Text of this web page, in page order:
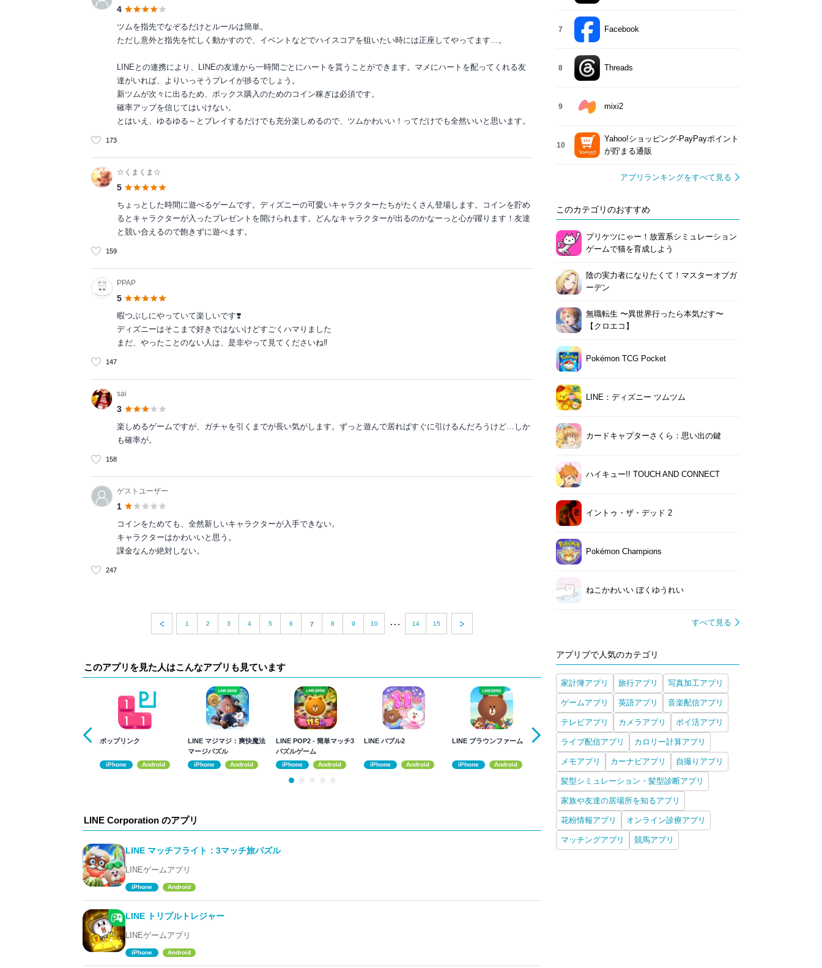
4
ツムを指先でなぞるだけとルールは簡単。
ただし意外と指先を忙しく動かすので、イベントなどでハイスコアを狙いたい時には正座してやってます…。
LINEとの連携により、LINEの友達から一時間ごとにハートを貰うことができます。マメにハートを配ってくれる友
達がいれば、よりいっそうプレイが捗るでしょう。
新ツムが次々に出るため、ボックス購入のためのコイン稼ぎは必須です。
確率アップを信じてはいけない。
とはいえ、ゆるゆる～とプレイするだけでも充分楽しめるので、ツムかわいい！ってだけでも全然いいと思います。
173
☆くまくま☆
5
ちょっとした時間に遊べるゲームです。ディズニーの可愛いキャラクターたちがたくさん登場します。コインを貯め
るとキャラクターが入ったプレゼントを開けられます。どんなキャラクターが出るのかなーっと心が躍ります！友達
と競い合えるので飽きずに遊べます。
159
PPAP
5
暇つぶしにやっていて楽しいです❣️
ディズニーはそこまで好きではないけどすごくハマりました
まだ、やったことのない人は、是非やって見てくださいね‼️
147
sai
3
楽しめるゲームですが、ガチャを引くまでが長い気がします。ずっと遊んで居ればすぐに引けるんだろうけど…しか
も確率が。
158
ゲストユーザー
1
コインをためても、全然新しいキャラクターが入手できない。
キャラクターはかわいいと思う。
課金なんか絶対しない。
247
1 2 3 4 5 6 7 8 9 10 ... 14 15
このアプリを見た人はこんなアプリも見ています
ポップリンク
iPhone Android
LINE マジマジ：爽快魔法
マージパズル
iPhone Android
LINE POP2 - 簡単マッチ3
パズルゲーム
iPhone Android
LINE バブル2
iPhone Android
LINE ブラウンファーム
iPhone Android
LINE ポコポコ：3マッチ
パズルゲーム
iPhone Android
LINE ポコパンタウン：癒
しの箱庭かんたんパズル
iPhone Android
ルパズル
LINE Corporation のアプリ
LINE マッチフライト：3マッチ旅パズル
LINEゲームアプリ
iPhone Android
LINE トリプルトレジャー
LINEゲームアプリ
iPhone Android
7 Facebook
8 Threads
9 mixi2
10
Yahoo!ショッピング-PayPayポイント
が貯まる通販
アプリランキングをすべて見る
このカテゴリのおすすめ
プリケツにゃー！放置系シミュレーション
ゲームで猫を育成しよう
陰の実力者になりたくて！マスターオブガ
ーデン
無職転生 〜異世界行ったら本気だす〜
【クロエコ】
Pokémon TCG Pocket
LINE：ディズニー ツムツム
カードキャプターさくら：思い出の鍵
ハイキュー!! TOUCH AND CONNECT
イントゥ・ザ・デッド 2
Pokémon Champions
ねこかわいい ぼくゆうれい
すべて見る
アプリブで人気のカテゴリ
家計簿アプリ 旅行アプリ 写真加工アプリ
ゲームアプリ 英語アプリ 音楽配信アプリ
テレビアプリ カメラアプリ ポイ活アプリ
ライブ配信アプリ カロリー計算アプリ
メモアプリ カーナビアプリ 自撮りアプリ
髪型シミュレーション・髪型診断アプリ
家族や友達の居場所を知るアプリ
花粉情報アプリ オンライン診療アプリ
マッチングアプリ 競馬アプリ